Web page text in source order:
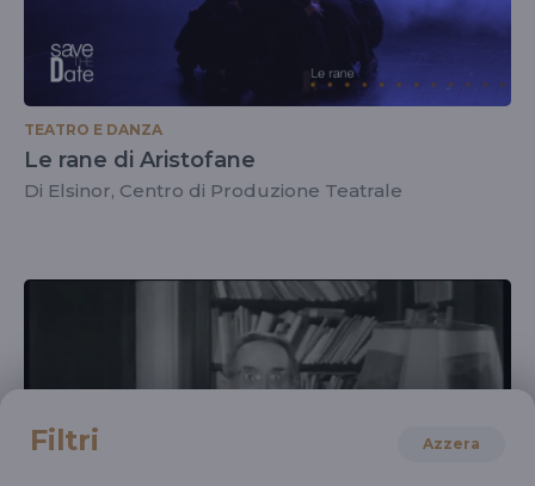
TEATRO E DANZA
Le rane di Aristofane
Di Elsinor, Centro di Produzione Teatrale
Filtri Azzera